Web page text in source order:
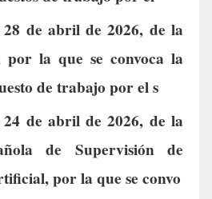
28 de abril de 2026, de la
por la que se convoca la
de trabajo por el s
24 de abril de 2026, de la
de Supervisión de
por la que se convo